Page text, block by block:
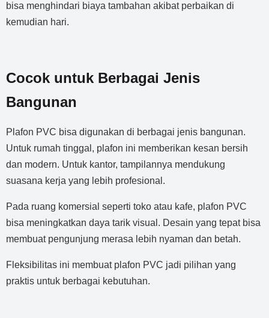
bisa menghindari biaya tambahan akibat perbaikan di
kemudian hari.
Cocok untuk Berbagai Jenis
Bangunan
Plafon PVC bisa digunakan di berbagai jenis bangunan.
Untuk rumah tinggal, plafon ini memberikan kesan bersih
dan modern. Untuk kantor, tampilannya mendukung
suasana kerja yang lebih profesional.
Pada ruang komersial seperti toko atau kafe, plafon PVC
bisa meningkatkan daya tarik visual. Desain yang tepat bisa
membuat pengunjung merasa lebih nyaman dan betah.
Fleksibilitas ini membuat plafon PVC jadi pilihan yang
praktis untuk berbagai kebutuhan.